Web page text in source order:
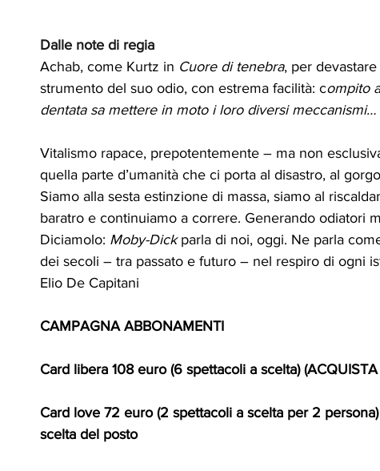
Dalle note di regia
Achab, come Kurtz in Cuore di tenebra, per
strumento del suo odio, con estrema facilità: compito
dentata sa mettere in moto i loro diversi
Vitalismo rapace, prepotentemente – ma non
quella parte d’umanità che ci porta al disastro, al
Siamo alla sesta estinzione di massa, siamo al
baratro e continuiamo a correre. Generando odiatori
Diciamolo: Moby-Dick parla di noi, oggi. Ne parla
dei secoli – tra passato e futuro – nel respiro di ogni
Elio De Capitani
CAMPAGNA ABBONAMENTI
Card libera 108 euro (6 spettacoli a scelta)
Card love 72 euro (2 spettacoli a scelta per 2
scelta del posto